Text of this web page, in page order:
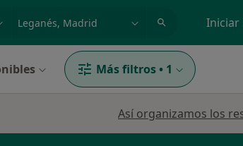
o nombre
p. ej. Madrid Iniciar
Más filtros • 1
Así organizamos los